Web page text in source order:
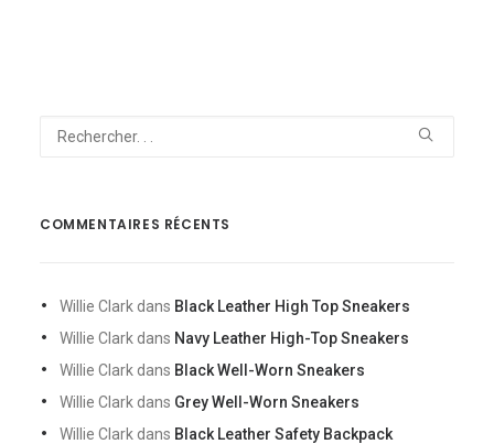
COMMENTAIRES RÉCENTS
Willie Clark dans Black Leather High Top Sneakers
Willie Clark dans Navy Leather High-Top Sneakers
Willie Clark dans Black Well-Worn Sneakers
Willie Clark dans Grey Well-Worn Sneakers
Willie Clark dans Black Leather Safety Backpack